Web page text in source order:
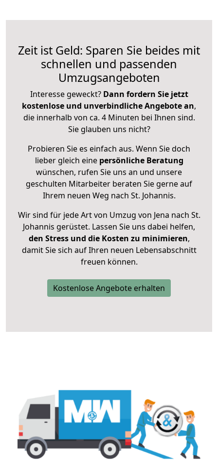
Zeit ist Geld: Sparen Sie beides mit
schnellen und passenden
Umzugsangeboten
Interesse geweckt? Dann fordern Sie jetzt
kostenlose und unverbindliche Angebote an,
die innerhalb von ca. 4 Minuten bei Ihnen sind.
Sie glauben uns nicht?
Probieren Sie es einfach aus. Wenn Sie doch
lieber gleich eine persönliche Beratung
wünschen, rufen Sie uns an und unsere
geschulten Mitarbeiter beraten Sie gerne auf
Ihrem neuen Weg nach St. Johannis.
Wir sind für jede Art von Umzug von Jena nach St.
Johannis gerüstet. Lassen Sie uns dabei helfen,
den Stress und die Kosten zu minimieren,
damit Sie sich auf Ihren neuen Lebensabschnitt
freuen können.
Kostenlose Angebote erhalten